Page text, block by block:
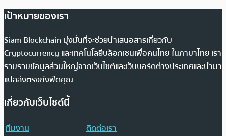
เป้าหมายของเรา
Siam Blockchain มุ่งมั่นที่จะช่วยนำเสนอสารเกี่ยวกับ
Cryptocurrency และเทคโนโลยีบล็อกเชนเพื่อคนไทย ในภาษาไทย เรา
รวบรวมข้อมูลส่วนใหญ่จากเว็บไซต์และเว็บบอร์ดต่างประเทศและนำมา
แปลส่งตรงถึงฟีดคุณ
เกี่ยวกับเว็บไซต์นี้
ทีมงาน
ติดต่อเรา